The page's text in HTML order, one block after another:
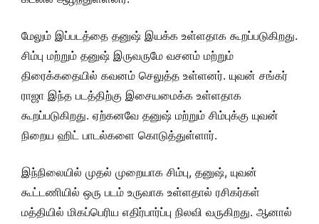
மேலும் இப்படத்தை தனுஷ் இயக்க உள்ளதாக கூறப்படுகிறது.
சிம்பு மற்றும் தனுஷ் இருவருமே வசனம் மற்றும்
திரைக்கதையில் கவனம் செலுத்த உள்ளனர். யுவன் சங்கர்
ராஜா இந்த படத்திற்கு இசையமைக்க உள்ளதாக
கூறப்படுகிறது. ஏற்கனவே தனுஷ் மற்றும் சிம்புக்கு யுவன்
நிறைய ஹிட் பாடல்களை கொடுத்துள்ளார்.
இந்நிலையில் முதல் முறையாக சிம்பு, தனுஷ், யுவன்
கூட்டணியில் ஒரு படம் உருவாக உள்ளதால் ரசிகர்கள்
மத்தியில் மிகப்பெரிய எதிர்பார்ப்பு நிலவி வருகிறது. ஆனால்